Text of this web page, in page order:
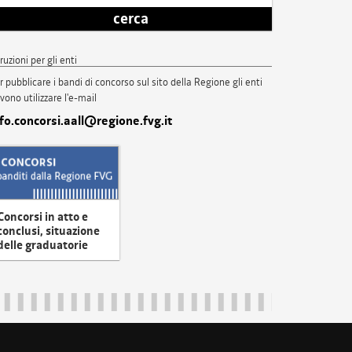
cerca
per gli enti
pubblicare i bandi di concorso sul sito della Regione gli enti
utilizzare l'e-mail
in atto e
situazione
graduatorie